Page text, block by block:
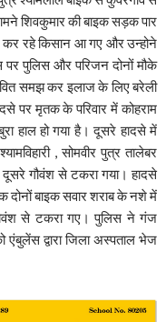
शिवकुमार की बाइक सड़क पार
रहे किसान आ गए और उन्होने
पुलिस और परिजन दोनों मौके
समझ कर इलाज के लिए बरेली
पर मृतक के परिवार में कोहराम
हाल हो गया है। दूसरे हादसे में
, सोमवीर पुत्र तालेबर
दूसरे गौवंश से टकरा गया। हादसे
दोनों बाइक सवार शराब के नशे में
से टकरा गए। पुलिस ने गंज
एंबुलेंस द्वारा जिला अस्पताल भेज